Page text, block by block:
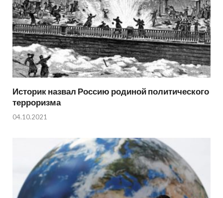
Историк назвал Россию родиной политического
терроризма
04.10.2021